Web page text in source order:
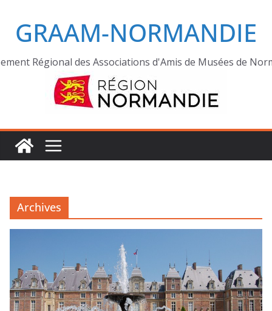
GRAAM-NORMANDIE
Régional des Associations d'Amis de Musées de
Archives